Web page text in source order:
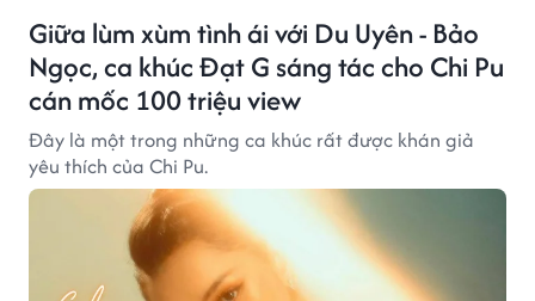
Giữa lùm xùm tình ái với Du Uyên - Bảo
Ngọc, ca khúc Đạt G sáng tác cho Chi Pu
cán mốc 100 triệu view
Đây là một trong những ca khúc rất được khán giả
yêu thích của Chi Pu.